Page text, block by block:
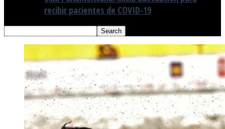
recibir pacientes de COVID-19